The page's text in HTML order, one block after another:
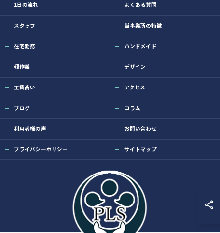
1日の流れ よくある質問
スタッフ 当事業所の特徴
在宅勤務 ハンドメイド
軽作業 デザイン
工賃高い アクセス
ブログ コラム
利用者様の声 お問い合わせ
プライバシーポリシー サイトマップ